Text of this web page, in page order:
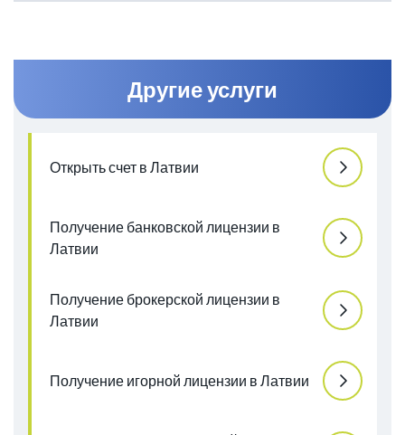
Другие услуги
Открыть счет в Латвии
Получение банковской лицензии в
Латвии
Получение брокерской лицензии в
Латвии
Получение игорной лицензии в Латвии